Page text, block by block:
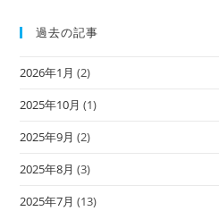
過去の記事
2026年1月 (2)
2025年10月 (1)
2025年9月 (2)
2025年8月 (3)
2025年7月 (13)